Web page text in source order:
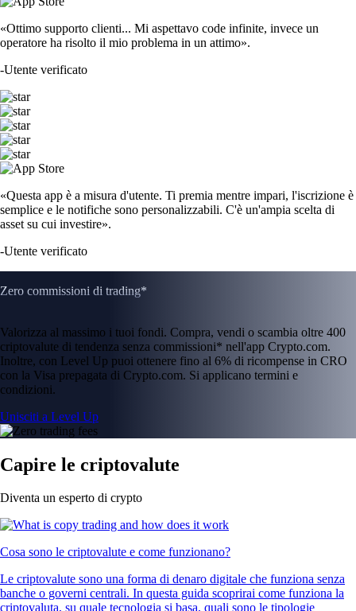
«Ottimo supporto clienti... Mi aspettavo code infinite, invece un
operatore ha risolto il mio problema in un attimo».
-Utente verificato
«Questa app è a misura d'utente. Ti premia mentre impari, l'iscrizione è
semplice e le notifiche sono personalizzabili. C'è un'ampia scelta di
asset su cui investire».
-Utente verificato
Zero commissioni di trading*
Valorizza al massimo i tuoi fondi. Compra, vendi o scambia oltre 400
criptovalute di tendenza senza commissioni* nell'app Crypto.com.
Inoltre, con Level Up puoi ottenere fino al 6% di ricompense in CRO
con la Visa prepagata di Crypto.com. Si applicano termini e
condizioni.
Unisciti a Level Up
Capire le criptovalute
Diventa un esperto di crypto
Cosa sono le criptovalute e come funzionano?
Le criptovalute sono una forma di denaro digitale che funziona senza
banche o governi centrali. In questa guida scoprirai come funziona la
criptovaluta, su quale tecnologia si basa, quali sono le tipologie